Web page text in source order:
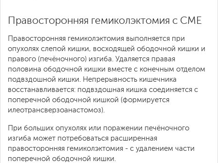
Правосторонняя гемиколэктомия с CME
Правосторонняя гемиколэктомия выполняется при
опухолях слепой кишки, восходящей ободочной кишки и
правого (печёночного) изгиба. Удаляется правая
половина ободочной кишки вместе с конечным отделом
подвздошной кишки. Непрерывность кишечника
восстанавливается: подвздошная кишка соединяется с
поперечной ободочной кишкой (формируется
илеотрансверзоанастомоз).
При больших опухолях или поражении печёночного
изгиба может потребоваться расширенная
правосторонняя гемиколэктомия - с удалением части
поперечной ободочной кишки.